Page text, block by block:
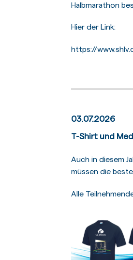
Halbmarathon
Hier der Link:
https://
03.07.2026
T-Shirt und
Auch in diesem
müssen die
Alle